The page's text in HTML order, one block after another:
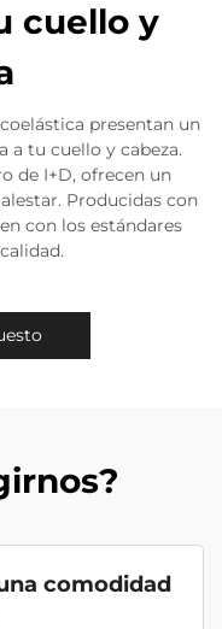
cuello y
presentan un
a tu cuello y cabeza.
de I+D, ofrecen un
Producidas con
con los estándares
comodidad